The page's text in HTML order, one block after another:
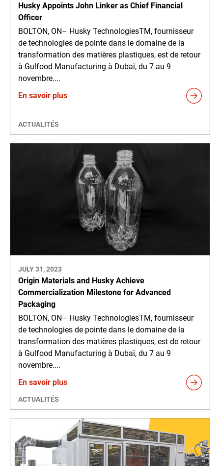
Husky Appoints John Linker as Chief Financial
Officer
BOLTON, ON– Husky TechnologiesTM, fournisseur
de technologies de pointe dans le domaine de la
transformation des matières plastiques, est de retour
à Gulfood Manufacturing à Dubaï, du 7 au 9
novembre....
En savoir plus
ACTUALITÉS
JULY 31, 2023
Origin Materials and Husky Achieve
Commercialization Milestone for Advanced
Packaging
BOLTON, ON– Husky TechnologiesTM, fournisseur
de technologies de pointe dans le domaine de la
transformation des matières plastiques, est de retour
à Gulfood Manufacturing à Dubaï, du 7 au 9
novembre....
En savoir plus
ACTUALITÉS